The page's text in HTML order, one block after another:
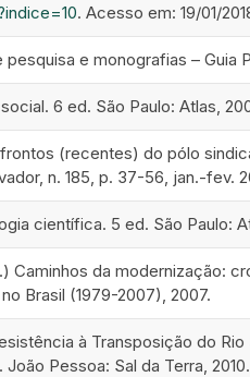
. Acesso em: 19/01/
e monografias – Guia
6 ed. São Paulo: Atlas,
(recentes) do pólo
n. 185, p. 37-56, jan.-fev.
científica. 5 ed. São Paulo:
Caminhos da modernização:
Brasil (1979-2007), 2007.
à Transposição do
Pessoa: Sal da Terra,